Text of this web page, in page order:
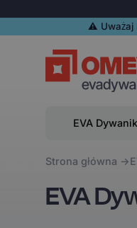
⚠️️ Uważaj
EVA
Strona główna
EVA